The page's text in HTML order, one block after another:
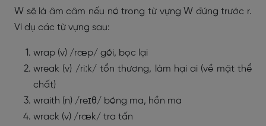
W sẽ là âm câm nếu nó trong từ vựng W đứng trước r.
Ví dụ các từ vựng sau:
wrap (v) /ræp/ gói, bọc lại
wreak (v) /riːk/ tổn thương, làm hại ai (về mặt thể
chất)
wraith (n) /reɪθ/ bóng ma, hồn ma
wrack (v) /ræk/ tra tấn